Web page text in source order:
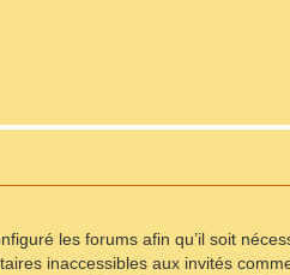
les forums afin qu’il soit
inaccessibles aux invités